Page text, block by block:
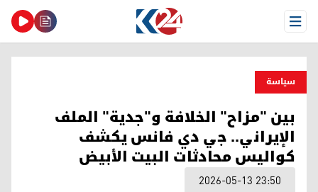
Open Menu
سیاسة
بين "مزاح" الخلافة و"جدية" الملف
الإيراني.. جي دي فانس يكشف
كواليس محادثات البيت الأبيض
2026-05-13 23:50